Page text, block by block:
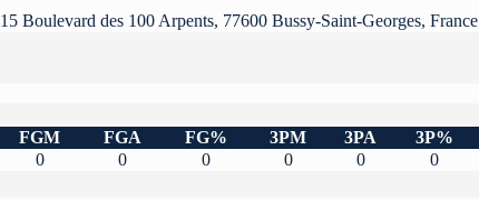
15 Boulevard des 100 Arpents, 77600 Bussy-Saint-Georges, France
FGM FGA FG% 3PM 3PA 3P%
0 0 0 0 0 0